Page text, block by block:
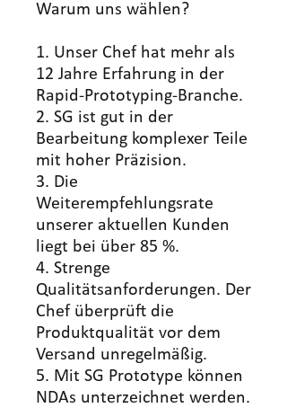
Warum uns wählen?
1. Unser Chef hat mehr als
12 Jahre Erfahrung in der
Rapid-Prototyping-Branche.
2. SG ist gut in der
Bearbeitung komplexer Teile
mit hoher Präzision.
3. Die
Weiterempfehlungsrate
unserer aktuellen Kunden
liegt bei über 85 %.
4. Strenge
Qualitätsanforderungen. Der
Chef überprüft die
Produktqualität vor dem
Versand unregelmäßig.
5. Mit SG Prototype können
NDAs unterzeichnet werden.